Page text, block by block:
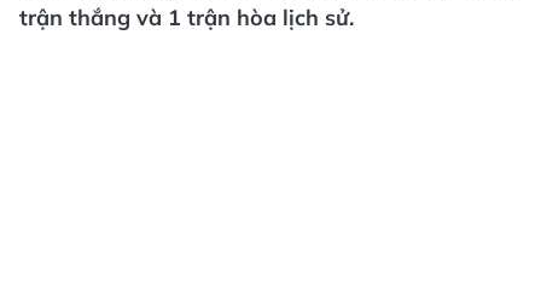
trận thắng và 1 trận hòa lịch sử.